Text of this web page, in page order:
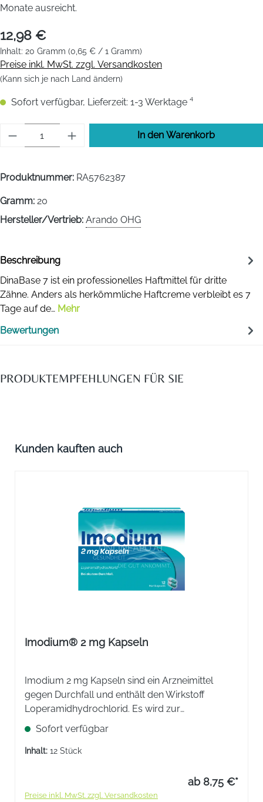
Monate ausreicht.
12,98 €
Inhalt: 20 Gramm (0,65 € / 1 Gramm)
Preise inkl. MwSt. zzgl. Versandkosten
(Kann sich je nach Land ändern)
Sofort verfügbar, Lieferzeit: 1-3 Werktage ⁴
Produkt Anzahl: Gib den gewünschten
In den Warenkorb
Produktnummer: RA5762387
Gramm: 20
Hersteller/Vertrieb: Arando OHG
Beschreibung
DinaBase 7 ist ein professionelles Haftmittel für dritte
Zähne. Anders als herkömmliche Haftcreme verbleibt es 7
Tage auf de… Mehr
Bewertungen
PRODUKTEMPFEHLUNGEN FÜR SIE
Produktgalerie überspringen
Kunden kauften auch
Imodium® 2 mg Kapseln
Imodium 2 mg Kapseln sind ein Arzneimittel
gegen Durchfall und enthält den Wirkstoff
Loperamidhydrochlorid. Es wird zur
symptomatischen Behandlung von akuten
Durchfällen für Jugendliche ab 12 Jahren und
Erwachsene verwendet.
Sofort verfügbar
Inhalt: 12 Stück
ab 8,75 €*
Preise inkl. MwSt. zzgl. Versandkosten